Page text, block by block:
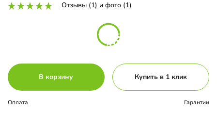
Отзывы (1) и фото (1)
В корзину Купить в 1 клик
Оплата Гарантии